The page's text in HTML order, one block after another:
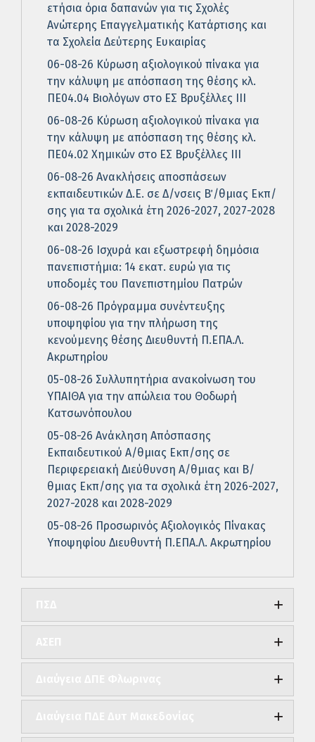
ετήσια όρια δαπανών για τις Σχολές
Ανώτερης Επαγγελματικής Κατάρτισης και
τα Σχολεία Δεύτερης Ευκαιρίας
06-08-26 Κύρωση αξιολογικού πίνακα για
την κάλυψη με απόσπαση της θέσης κλ.
ΠΕ04.04 Βιολόγων στο ΕΣ Βρυξέλλες ΙΙΙ
06-08-26 Κύρωση αξιολογικού πίνακα για
την κάλυψη με απόσπαση της θέσης κλ.
ΠΕ04.02 Χημικών στο ΕΣ Βρυξέλλες ΙΙΙ
06-08-26 Ανακλήσεις αποσπάσεων
εκπαιδευτικών Δ.Ε. σε Δ/νσεις Β΄/θμιας Εκπ/
σης για τα σχολικά έτη 2026-2027, 2027-2028
και 2028-2029
06-08-26 Ισχυρά και εξωστρεφή δημόσια
πανεπιστήμια: 14 εκατ. ευρώ για τις
υποδομές του Πανεπιστημίου Πατρών
06-08-26 Πρόγραμμα συνέντευξης
υποψηφίου για την πλήρωση της
κενούμενης θέσης Διευθυντή Π.ΕΠΑ.Λ.
Ακρωτηρίου
05-08-26 Συλλυπητήρια ανακοίνωση του
ΥΠΑΙΘΑ για την απώλεια του Θοδωρή
Κατσωνόπουλου
05-08-26 Ανάκληση Απόσπασης
Εκπαιδευτικού Α/θμιας Εκπ/σης σε
Περιφερειακή Διεύθυνση Α/θμιας και Β/
θμιας Εκπ/σης για τα σχολικά έτη 2026-2027,
2027-2028 και 2028-2029
05-08-26 Προσωρινός Αξιολογικός Πίνακας
Υποψηφίου Διευθυντή Π.ΕΠΑ.Λ. Ακρωτηρίου